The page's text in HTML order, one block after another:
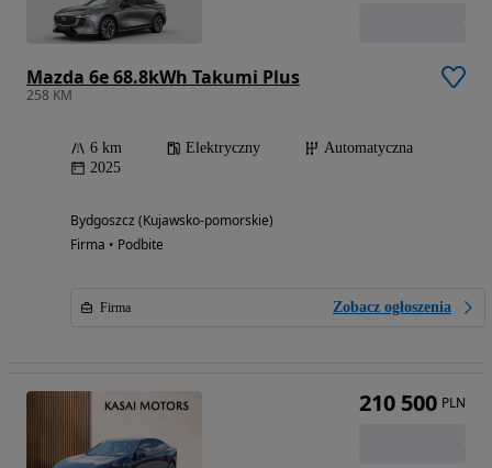
Mazda 6e 68.8kWh Takumi Plus
258 KM
6 km Elektryczny
Automatyczna
2025
Bydgoszcz (Kujawsko-pomorskie)
Firma • Podbite
Firma Zobacz ogłoszenia
210 500 PLN